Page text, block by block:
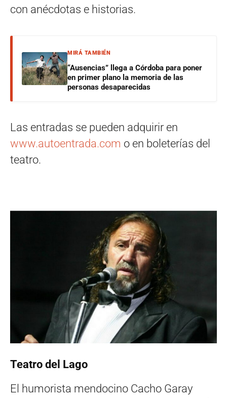
con anécdotas e historias.
MIRÁ TAMBIÉN
“Ausencias” llega a Córdoba para poner
en primer plano la memoria de las
personas desaparecidas
Las entradas se pueden adquirir en
www.autoentrada.com o en boleterías del
teatro.
Teatro del Lago
El humorista mendocino Cacho Garay